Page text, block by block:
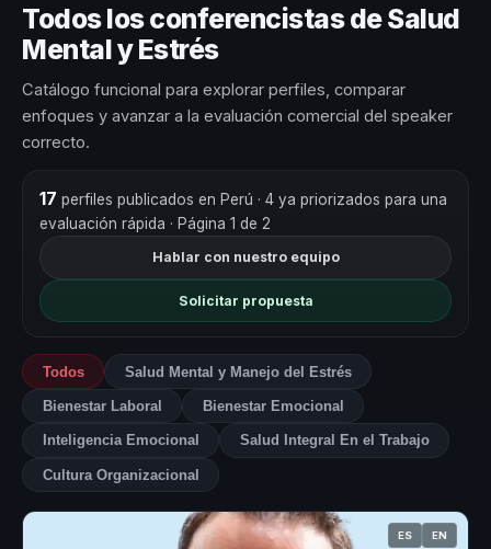
Todos los conferencistas de Salud
Mental y Estrés
Catálogo funcional para explorar perfiles, comparar
enfoques y avanzar a la evaluación comercial del speaker
correcto.
17 perfiles publicados en Perú · 4 ya priorizados para una
evaluación rápida · Página 1 de 2
Hablar con nuestro equipo
Solicitar propuesta
Todos Salud Mental y Manejo del Estrés
Bienestar Laboral Bienestar Emocional
Inteligencia Emocional Salud Integral En el Trabajo
Cultura Organizacional
ES EN